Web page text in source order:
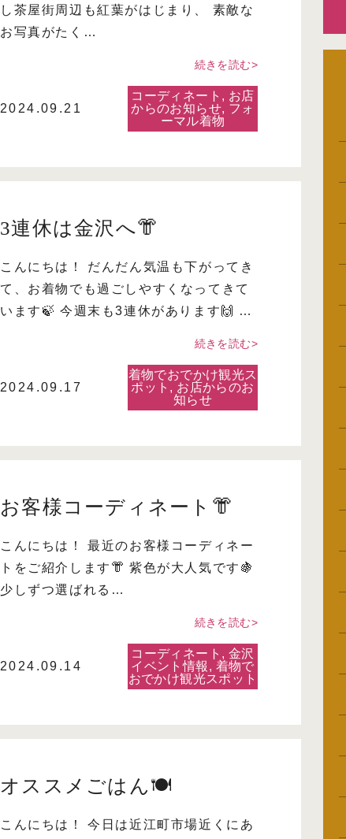
し茶屋街周辺も紅葉がはじまり、 素敵な
お写真がたく…
続きを読む>
2024.09.21
コーディネート , お店
からのお知らせ, フォ
ーマル着物
3連休は金沢へ👘
こんにちは！ だんだん気温も下がってき
て、お着物でも過ごしやすくなってきて
います🍃 今週末も3連休があります🙌 …
続きを読む>
2024.09.17
着物でおでかけ観光ス
ポット , お店からのお
知らせ
お客様コーディネート👘
こんにちは！ 最近のお客様コーディネー
トをご紹介します👘 紫色が大人気です🍇
少しずつ選ばれる…
続きを読む>
2024.09.14
コーディネート , 金沢
イベント情報 , 着物で
おでかけ観光スポット
オススメごはん🍽️
こんにちは！ 今日は近江町市場近くにあ